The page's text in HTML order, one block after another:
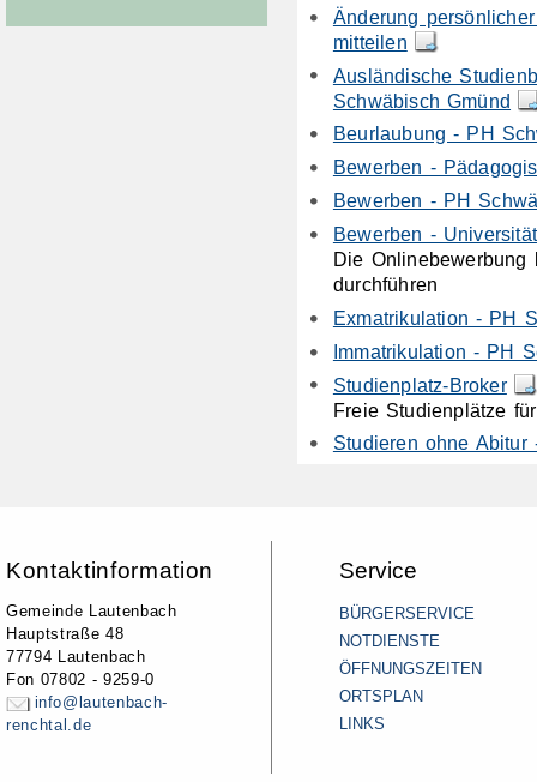
Änderung
mitteilen
Ausländische
Schwäbisch Gmünd
Beurlaubung - PH
Bewerben -
Bewerben - PH
Bewerben -
Die Onlinebewerbung
durchführen
Exmatrikulation - PH
Immatrikulation - PH
Studienplatz-Broker
Freie Studienplätze
Studieren ohne
Kontaktinformation
Gemeinde Lautenbach
Hauptstraße 48
77794 Lautenbach
Fon 07802 - 9259-0
info@lautenbach-
renchtal.de
Service
BÜRGERSERVICE
NOTDIENSTE
ÖFFNUNGSZEITEN
ORTSPLAN
LINKS